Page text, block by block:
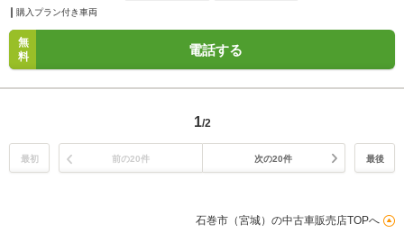
購入プラン付き車両
無
料
電話する
1/2
最初 前の20件 次の20件 最後
石巻市（宮城）の中古車販売店TOPへ